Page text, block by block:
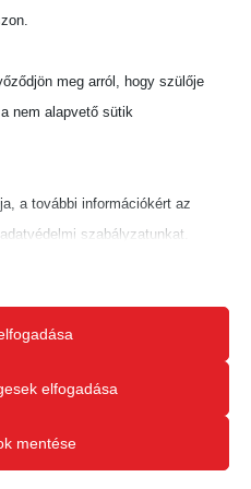
meg arról, hogy szülője
nem alapvető sütik
a további információkért az
szabályzatunkat.
sütik, vagy szolgáltatások
a webhely által nyújtott
elfogadása
mentése